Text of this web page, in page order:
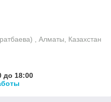
, Алматы, Казахстан
до 18:00